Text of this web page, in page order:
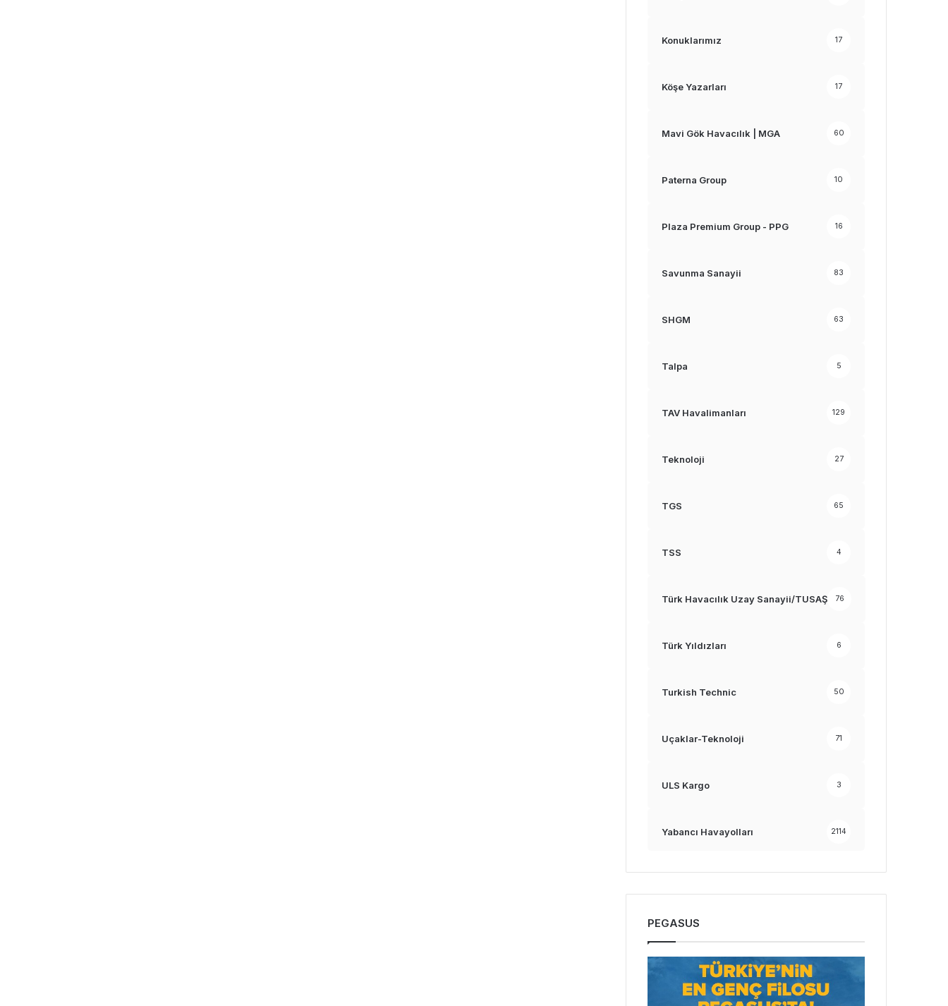
Konuklarımız 17
Köşe Yazarları 17
Mavi Gök Havacılık | MGA 60
Paterna Group 10
Plaza Premium Group - PPG 16
Savunma Sanayii 83
SHGM 63
Talpa 5
TAV Havalimanları 129
Teknoloji 27
TGS 65
TSS 4
Türk Havacılık Uzay Sanayii/TUSAŞ 76
Türk Yıldızları 6
Turkish Technic 50
Uçaklar-Teknoloji 71
ULS Kargo 3
Yabancı Havayolları 2114
PEGASUS